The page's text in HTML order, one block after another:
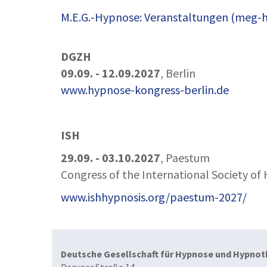
M.E.G.-Hypnose: Veranstaltungen (meg-
DGZH
09.09. - 12.09.2027, Berlin
www.hypnose-kongress-berlin.de
ISH
29.09. - 03.10.2027, Paestum
Congress of the International Society of
www.ishhypnosis.org/paestum-2027/
Deutsche Gesellschaft für Hypnose und